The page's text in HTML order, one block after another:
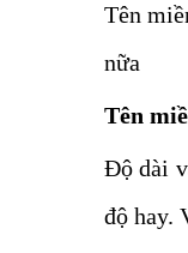
Tên
nữa
Tên
Độ dài
độ hay.